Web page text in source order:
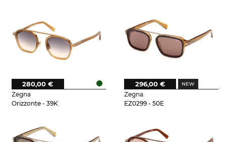
Zegna
Orizzonte - 39K
280,00 €
Zegna
EZ0299 - 50E
296,00 €